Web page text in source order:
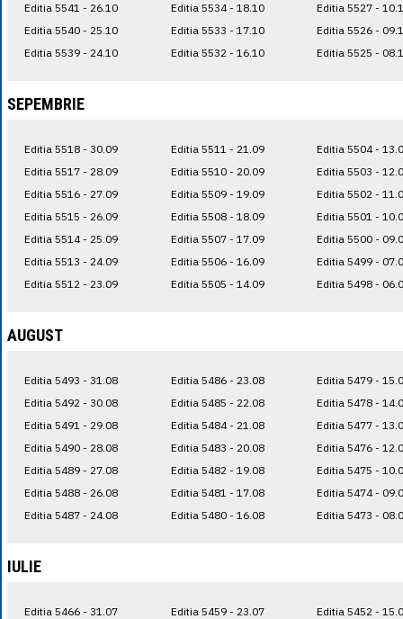
Editia 5541 - 26.10
Editia 5540 - 25.10
Editia 5539 - 24.10
Editia 5534 - 18.10
Editia 5533 - 17.10
Editia 5532 - 16.10
Editia 5527 -
Editia 5526 -
Editia 5525 -
SEPEMBRIE
Editia 5518 - 30.09
Editia 5517 - 28.09
Editia 5516 - 27.09
Editia 5515 - 26.09
Editia 5514 - 25.09
Editia 5513 - 24.09
Editia 5512 - 23.09
Editia 5511 - 21.09
Editia 5510 - 20.09
Editia 5509 - 19.09
Editia 5508 - 18.09
Editia 5507 - 17.09
Editia 5506 - 16.09
Editia 5505 - 14.09
Editia 5504 -
Editia 5503 -
Editia 5502 -
Editia 5501 -
Editia 5500 -
Editia 5499 -
Editia 5498 -
AUGUST
Editia 5493 - 31.08
Editia 5492 - 30.08
Editia 5491 - 29.08
Editia 5490 - 28.08
Editia 5489 - 27.08
Editia 5488 - 26.08
Editia 5487 - 24.08
Editia 5486 - 23.08
Editia 5485 - 22.08
Editia 5484 - 21.08
Editia 5483 - 20.08
Editia 5482 - 19.08
Editia 5481 - 17.08
Editia 5480 - 16.08
Editia 5479 -
Editia 5478 -
Editia 5477 -
Editia 5476 -
Editia 5475 -
Editia 5474 -
Editia 5473 -
IULIE
Editia 5466 - 31.07
Editia 5459 - 23.07
Editia 5452 -